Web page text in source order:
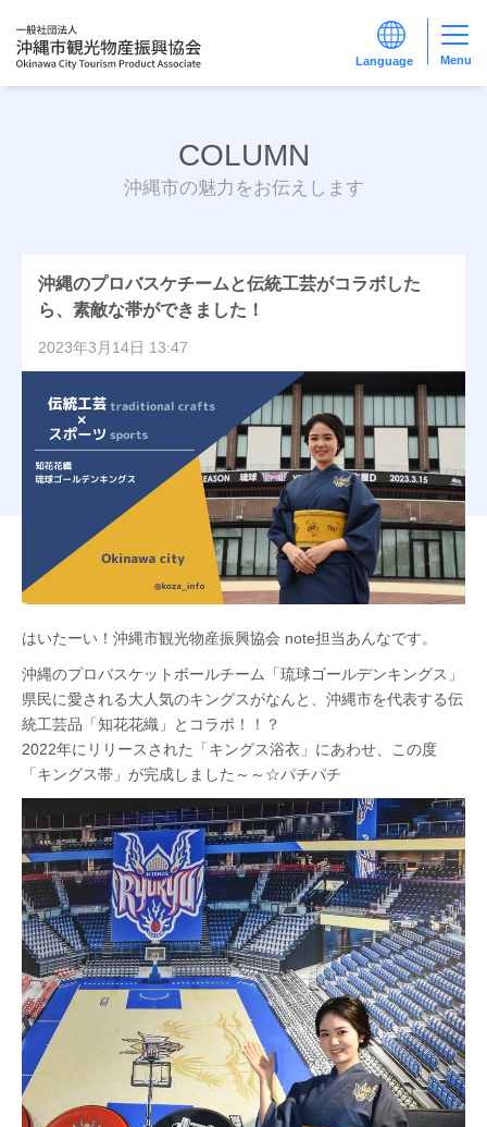
Menu
COLUMN
沖縄市の魅力をお伝えします
沖縄のプロバスケチームと伝統工芸がコラボした
ら、素敵な帯ができました！
2023年3月14日 13:47
はいたーい！沖縄市観光物産振興協会 note担当あんなです。
沖縄のプロバスケットボールチーム「琉球ゴールデンキングス」
県民に愛される大人気のキングスがなんと、沖縄市を代表する伝
統工芸品「知花花織」とコラボ！！？
2022年にリリースされた「キングス浴衣」にあわせ、この度
「キングス帯」が完成しました～～☆パチパチ